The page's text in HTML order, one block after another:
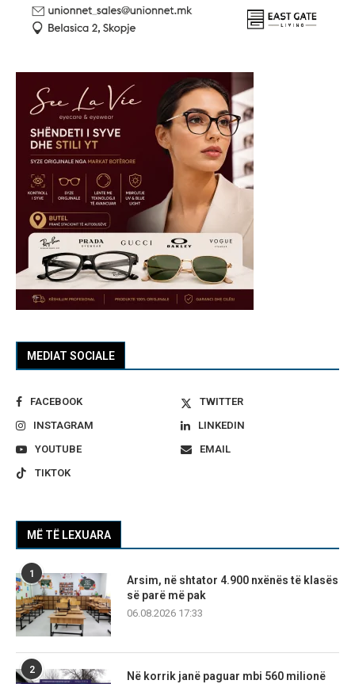
MEDIAT SOCIALE
FACEBOOK
TWITTER
INSTAGRAM
LINKEDIN
YOUTUBE
EMAIL
TIKTOK
MË TË LEXUARA
1
Arsim, në shtator 4.900 nxënës të klasës
së parë më pak
06.08.2026 17:33
2
Në korrik janë paguar mbi 560 milionë